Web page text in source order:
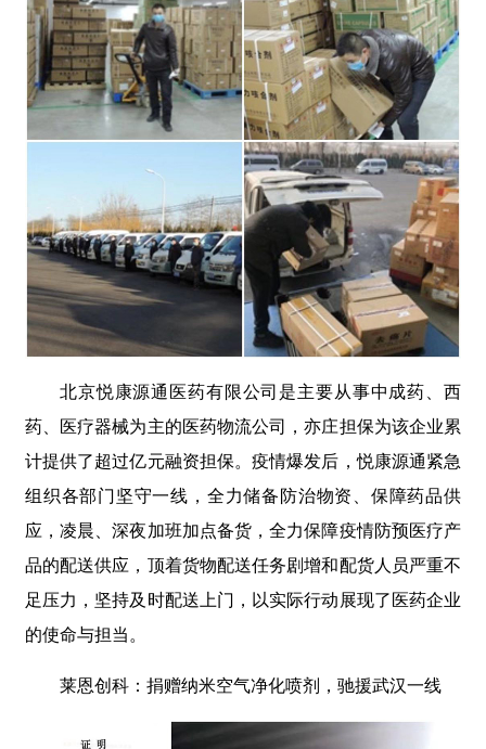
北京悦康源通医药有限公司是主要从事中成药、西
药、医疗器械为主的医药物流公司，亦庄担保为该企业累
计提供了超过亿元融资担保。疫情爆发后，悦康源通紧急
组织各部门坚守一线，全力储备防治物资、保障药品供
应，凌晨、深夜加班加点备货，全力保障疫情防预医疗产
品的配送供应，顶着货物配送任务剧增和配货人员严重不
足压力，坚持及时配送上门，以实际行动展现了医药企业
的使命与担当。
莱恩创科：捐赠纳米空气净化喷剂，驰援武汉一线